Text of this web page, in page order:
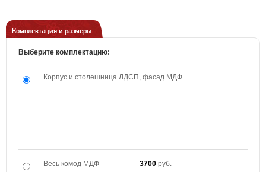
Комплектация и размеры
Выберите комплектацию:
Корпус и столешница ЛДСП, фасад МДФ
Весь комод МДФ 3700 руб.